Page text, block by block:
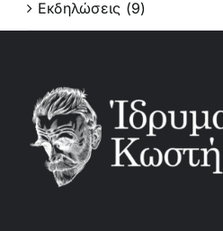
Εκδηλώσεις (9)